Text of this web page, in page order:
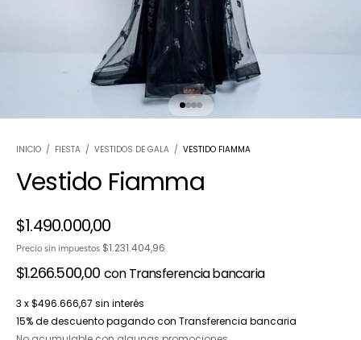
INICIO / FIESTA / VESTIDOS DE GALA / VESTIDO FIAMMA
Vestido Fiamma
$1.490.000,00
Precio sin impuestos $1.231.404,96
$1.266.500,00 conTransferencia bancaria
3 x$496.666,67 sin interés
15% de descuentopagando con Transferencia bancaria